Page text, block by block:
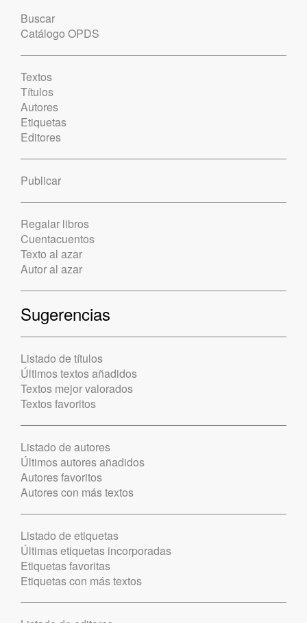
Buscar
Catálogo OPDS
Textos
Títulos
Autores
Etiquetas
Editores
Publicar
Regalar libros
Cuentacuentos
Texto al azar
Autor al azar
Sugerencias
Listado de títulos
Últimos textos añadidos
Textos mejor valorados
Textos favoritos
Listado de autores
Últimos autores añadidos
Autores favoritos
Autores con más textos
Listado de etiquetas
Últimas etiquetas incorporadas
Etiquetas favoritas
Etiquetas con más textos